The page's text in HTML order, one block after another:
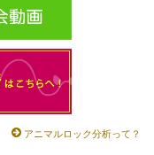
アニマルロック分析って？